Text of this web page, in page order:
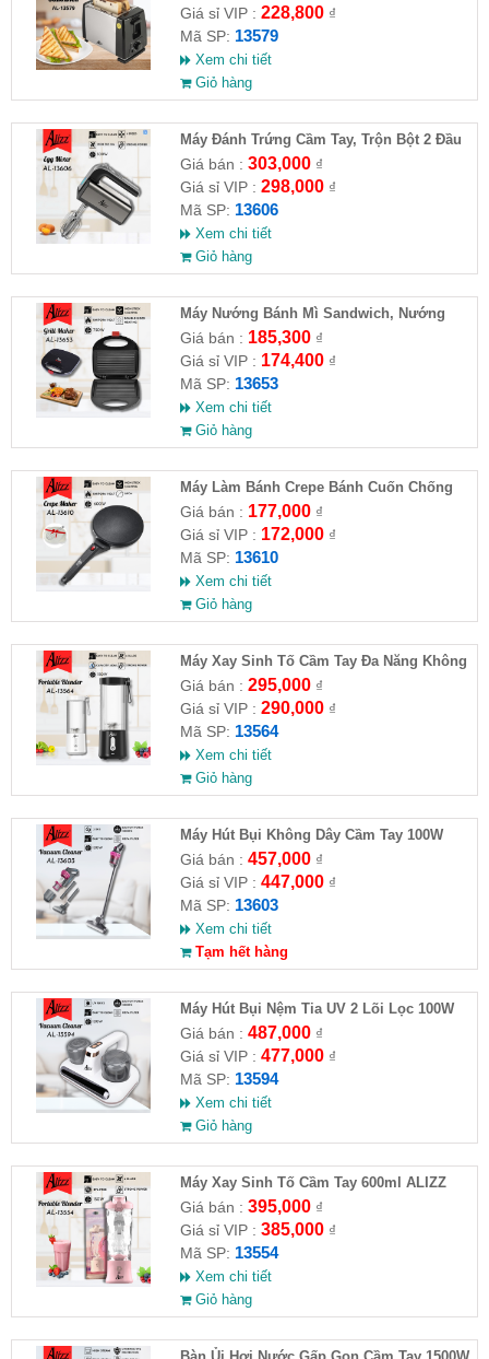
Giá sỉ VIP : 228,800₫
Mã SP: 13579
Xem chi tiết
Giỏ hàng
Máy Đánh Trứng Cầm Tay, Trộn Bột 2 Đầu
5 Chế Độ 300W 220V ALIZZ
Giá bán : 303,000₫
Giá sỉ VIP : 298,000₫
Mã SP: 13606
Xem chi tiết
Giỏ hàng
Máy Nướng Bánh Mì Sandwich, Nướng
Thịt 750W ALIZZ AL-13653
Giá bán : 185,300₫
Giá sỉ VIP : 174,400₫
Mã SP: 13653
Xem chi tiết
Giỏ hàng
Máy Làm Bánh Crepe Bánh Cuốn Chống
Dính ALIZZ AL-13610
Giá bán : 177,000₫
Giá sỉ VIP : 172,000₫
Mã SP: 13610
Xem chi tiết
Giỏ hàng
Máy Xay Sinh Tố Cầm Tay Đa Năng Không
Dây 3in1 450ml ALIZZ AL-13564
Giá bán : 295,000₫
Giá sỉ VIP : 290,000₫
Mã SP: 13564
Xem chi tiết
Giỏ hàng
Máy Hút Bụi Không Dây Cầm Tay 100W
ALIZZ AL-13603
Giá bán : 457,000₫
Giá sỉ VIP : 447,000₫
Mã SP: 13603
Xem chi tiết
Tạm hết hàng
Máy Hút Bụi Nệm Tia UV 2 Lõi Lọc 100W
ALIZZ AL-13594
Giá bán : 487,000₫
Giá sỉ VIP : 477,000₫
Mã SP: 13594
Xem chi tiết
Giỏ hàng
Máy Xay Sinh Tố Cầm Tay 600ml ALIZZ
AL-13554
Giá bán : 395,000₫
Giá sỉ VIP : 385,000₫
Mã SP: 13554
Xem chi tiết
Giỏ hàng